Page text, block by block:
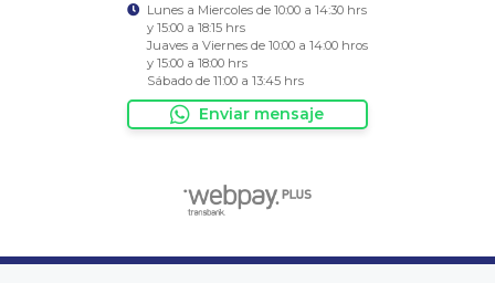
Lunes a Miercoles de 10:00 a 14:30 hrs
y 15:00 a 18:15 hrs
Juaves a Viernes de 10:00 a 14:00 hros
y 15:00 a 18:00 hrs
Sábado de 11:00 a 13:45 hrs
Enviar mensaje